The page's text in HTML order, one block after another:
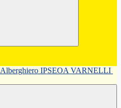
Alberghiero IPSEOA VARNELLI